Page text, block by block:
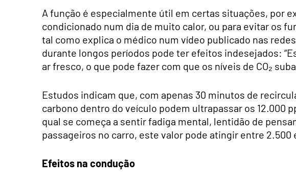
A função é especialmente útil em certas situações, por
condicionado num dia de muito calor, ou para evitar os
tal como explica o médico num vídeo publicado nas
durante longos períodos pode ter efeitos indesejados:
ar fresco, o que pode fazer com que os níveis de CO₂
Estudos indicam que, com apenas 30 minutos de
carbono dentro do veículo podem ultrapassar os 12.000
qual se começa a sentir fadiga mental, lentidão de
passageiros no carro, este valor pode atingir entre 2.500
Efeitos na condução